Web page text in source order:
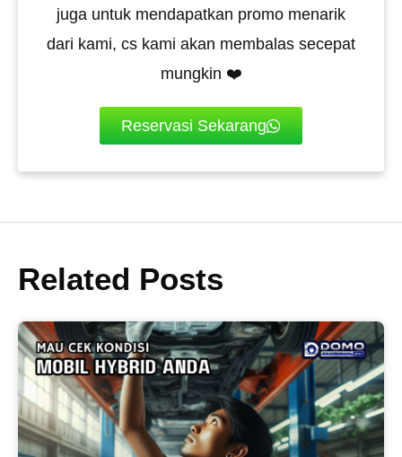
juga untuk mendapatkan promo menarik
dari kami, cs kami akan membalas secepat
mungkin ❤️
Reservasi Sekarang
Related Posts